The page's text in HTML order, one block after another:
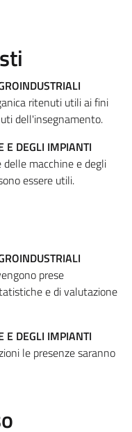
ritenuti utili ai fini
dell'insegnamento.
E DEGLI IMPIANTI
delle macchine e degli
essere utili.
prese
e di valutazione
E DEGLI IMPIANTI
le presenze saranno